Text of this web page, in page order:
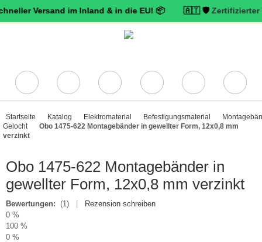
im Inland & in die EU! 📦 🇦🇹 🛡️ Zertifizierter Trusted
Startseite Katalog Elektromaterial Befestigungsmaterial
Gelocht
Obo 1475-622 Montagebänder in gewellter Form, 12x0,8 mm
verzinkt
Obo 1475-622 Montagebänder in
gewellter Form, 12x0,8 mm verzinkt
Bewertungen: (1)
Rezension schreiben
0 %
100 %
0 %